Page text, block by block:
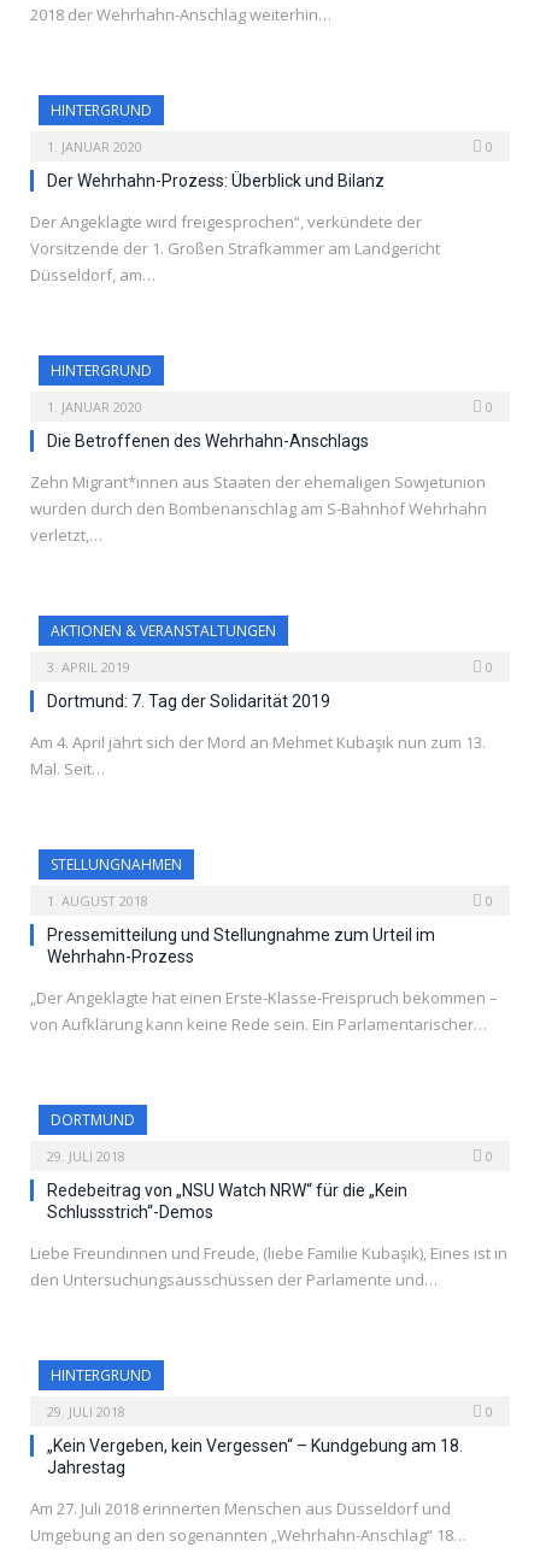
2018 der Wehrhahn-Anschlag weiterhin…
HINTERGRUND
1. JANUAR 2020 0
Der Wehrhahn-Prozess: Überblick und Bilanz
Der Angeklagte wird freigesprochen“, verkündete der
Vorsitzende der 1. Großen Strafkammer am Landgericht
Düsseldorf, am…
HINTERGRUND
1. JANUAR 2020 0
Die Betroffenen des Wehrhahn-Anschlags
Zehn Migrant*innen aus Staaten der ehemaligen Sowjetunion
wurden durch den Bombenanschlag am S-Bahnhof Wehrhahn
verletzt,…
AKTIONEN & VERANSTALTUNGEN
3. APRIL 2019 0
Dortmund: 7. Tag der Solidarität 2019
Am 4. April jährt sich der Mord an Mehmet Kubaşık nun zum 13.
Mal. Seit…
STELLUNGNAHMEN
1. AUGUST 2018 0
Pressemitteilung und Stellungnahme zum Urteil im
Wehrhahn-Prozess
„Der Angeklagte hat einen Erste-Klasse-Freispruch bekommen –
von Aufklärung kann keine Rede sein. Ein Parlamentarischer…
DORTMUND
29. JULI 2018 0
Redebeitrag von „NSU Watch NRW“ für die „Kein
Schlussstrich“-Demos
Liebe Freundinnen und Freude, (liebe Familie Kubaşık), Eines ist in
den Untersuchungsausschüssen der Parlamente und…
HINTERGRUND
29. JULI 2018 0
„Kein Vergeben, kein Vergessen“ – Kundgebung am 18.
Jahrestag
Am 27. Juli 2018 erinnerten Menschen aus Düsseldorf und
Umgebung an den sogenannten „Wehrhahn-Anschlag“ 18…